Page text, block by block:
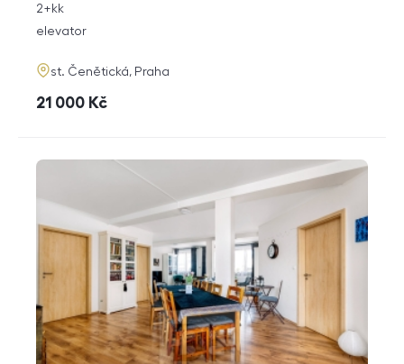
rozměry
disposition
2+kk
funkce
elevator
adresa
st. Čenětická, Praha
cena
21 000 Kč